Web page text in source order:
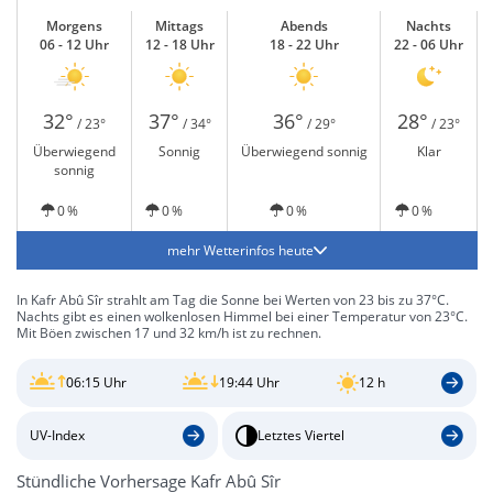
Morgens
06 - 12 Uhr
Mittags
12 - 18 Uhr
Abends
18 - 22 Uhr
Nachts
22 - 06 Uhr
32° / 23° 37° / 34° 36° / 29° 28° / 23°
Überwiegend
sonnig
Sonnig Überwiegend sonnig Klar
0 % 0 % 0 % 0 %
mehr Wetterinfos heute
In Kafr Abû Sîr strahlt am Tag die Sonne bei Werten von 23 bis zu 37°C.
Nachts gibt es einen wolkenlosen Himmel bei einer Temperatur von 23°C.
Mit Böen zwischen 17 und 32 km/h ist zu rechnen.
06:15 Uhr 19:44 Uhr 12 h
UV-Index Letztes Viertel
Stündliche Vorhersage Kafr Abû Sîr